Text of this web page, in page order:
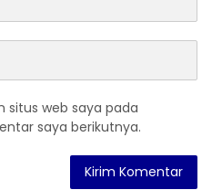
situs web saya pada
saya berikutnya.